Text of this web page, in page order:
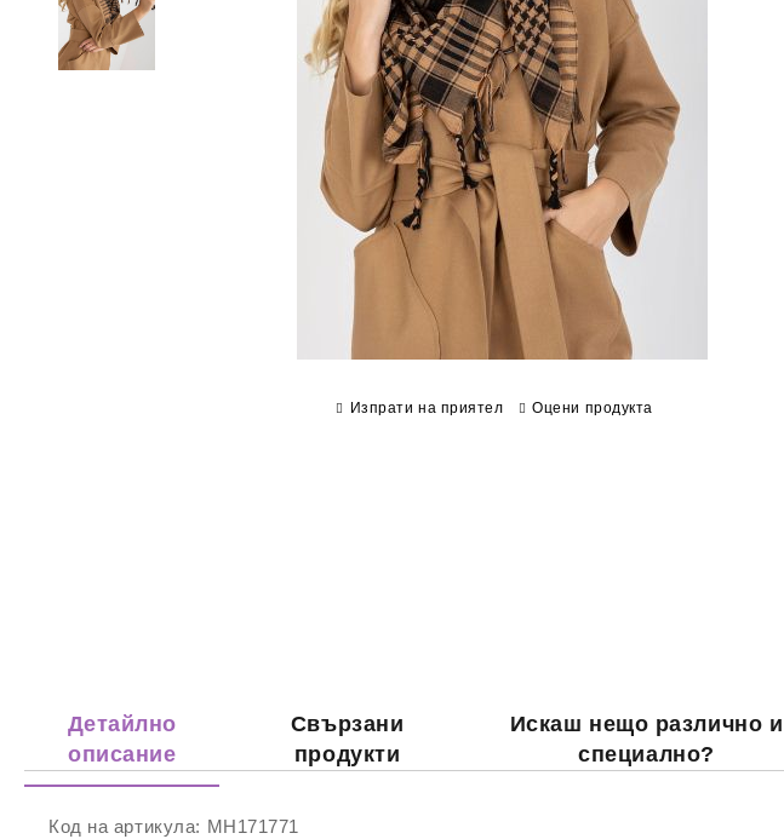
Изпрати на приятел Оцени продукта
Детайлно
описание
Свързани
продукти
Искаш нещо различно и
специално?
Код на артикула: MH171771